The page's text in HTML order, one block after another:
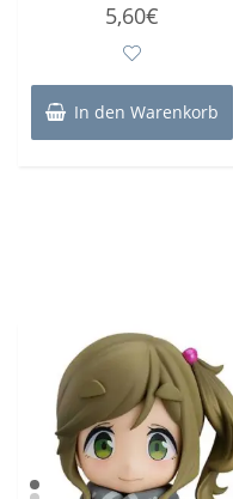
mit5,60€
In den Warenkorb